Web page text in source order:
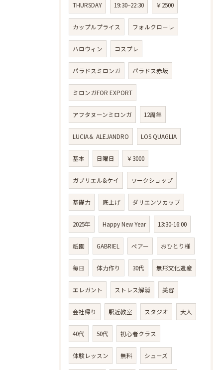
THURSDAY 19:30−22:30 ￥2500
カップルプライス フォルクローレ
ハロウィン コスプレ
パラドスミロンガ パラドス赤坂
ミロンガFOR EXPORT
アフタヌーンミロンガ 12周年
LUCIA＆ ALEJANDRO LOS QUAGLIA
基本 日曜日 ￥3000
ガブリエル&ケイ ワークショップ
基礎力 底上げ ダリエンソカップ
2025年 Happy New Year 13:30-16:00
祇園 GABRIEL ペアー おひとり様
毎日 体力作り 30代 無形文化遺産
エレガント ストレス解消 美容
会社帰り 駅近教室 スタジオ 大人
40代 50代 初心者クラス
体験レッスン 無料 シューズ